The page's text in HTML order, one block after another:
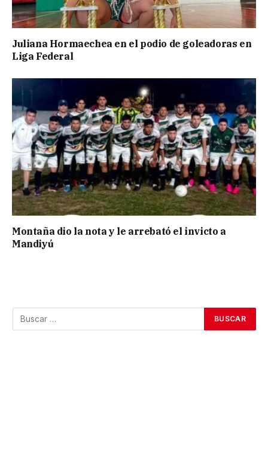
Juliana Hormaechea en el podio de goleadoras en
Liga Federal
Montaña dio la nota y le arrebató el invicto a
Mandiyú